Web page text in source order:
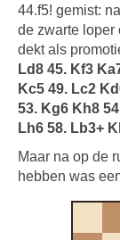
44.f5! gemist:
de zwarte loper
dekt als
Ld8 45. Kf3
Kc5 49. Lc2
53. Kg6 Kh8
Lh6 58. Lb3+
Maar na op de
hebben was